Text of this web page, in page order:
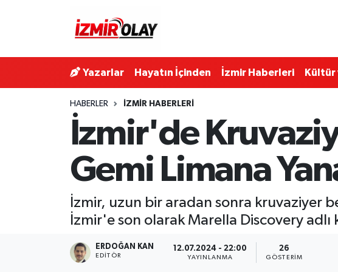
Yazarlar Hayatın İçinden İzmir Haberleri Kültür
HABERLER İZMIR HABERLERI
İzmir'de
Gemi Limana
İzmir, uzun bir aradan sonra kruvaziyer
İzmir'e son olarak Marella Discovery
ERDOĞAN KAN
EDITÖR
12.07.2024 - 22:00
YAYINLANMA
26
GÖSTERIM
Konak Trafik Yoğunluk Haritası
Süper Lig Puan Durumu ve Fikstür
Tüm Manşetler
Son Dakika Haberleri
Haber Arşivi